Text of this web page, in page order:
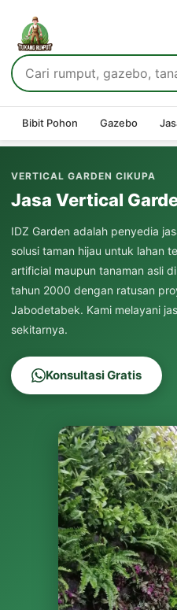
Bibit Pohon Gazebo
VERTICAL GARDEN CIKUPA
Jasa Vertical
IDZ Garden adalah penyedia
solusi taman hijau untuk lahan
artificial maupun tanaman asli
tahun 2000 dengan ratusan
Jabodetabek. Kami melayani
sekitarnya.
Konsultasi Gratis